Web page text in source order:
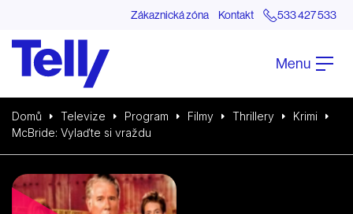
Zákaznická zóna Kontakt 533 427 533
Menu
Domů Televize Program Filmy Thrillery
Krimi
McBride: Vylaďte si vraždu